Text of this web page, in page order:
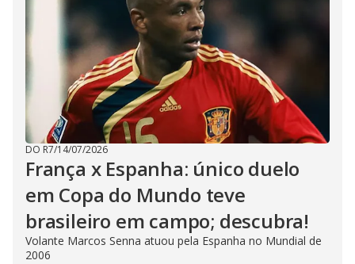
DO R7/14/07/2026
França x Espanha: único duelo
em Copa do Mundo teve
brasileiro em campo; descubra!
Volante Marcos Senna atuou pela Espanha no Mundial de
2006